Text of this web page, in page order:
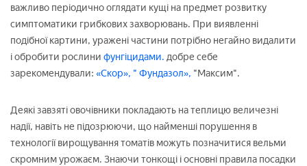
важливо періодично оглядати кущі на предмет розвитку
симптоматики грибкових захворювань. При виявленні
подібної картини, уражені частини потрібно негайно видалити
і обробити рослини фунгіцидами. добре себе
зарекомендували: «Скор», " Фундазол», "Максим".
Деякі завзяті овочівники покладають на теплицю величезні
надії, навіть не підозрюючи, що найменші порушення в
технології вирощування томатів можуть позначитися вельми
скромним урожаєм. Знаючи тонкощі і основні правила посадки